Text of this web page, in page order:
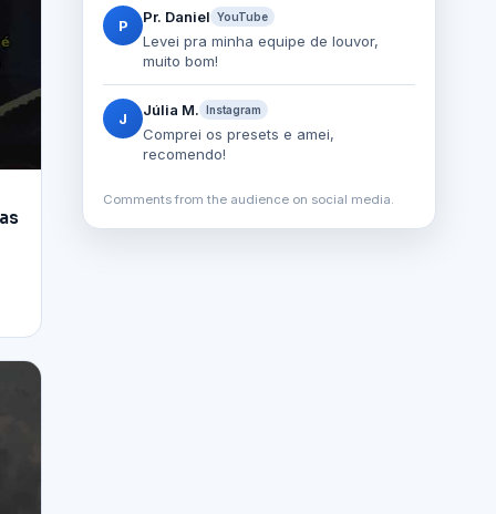
P Pr. Daniel YouTube
Levei pra minha equipe de louvor,
muito bom!
J Júlia M. Instagram
Comprei os presets e amei,
recomendo!
Comments from the audience on social media.